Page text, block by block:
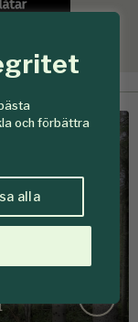
och förbättra
alla